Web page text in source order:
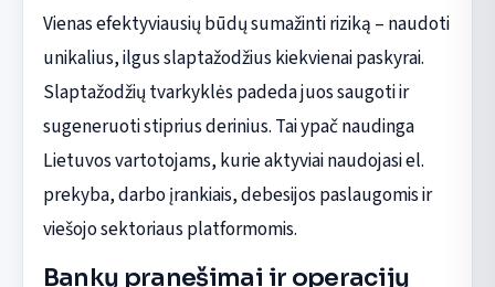
Vienas efektyviausių būdų sumažinti riziką – naudoti
unikalius, ilgus slaptažodžius kiekvienai paskyrai.
Slaptažodžių tvarkyklės padeda juos saugoti ir
sugeneruoti stiprius derinius. Tai ypač naudinga
Lietuvos vartotojams, kurie aktyviai naudojasi el.
prekyba, darbo įrankiais, debesijos paslaugomis ir
viešojo sektoriaus platformomis.
Bankų pranešimai ir operacijų